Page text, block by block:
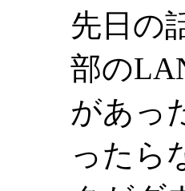
先日の
部の
があっ
ったら